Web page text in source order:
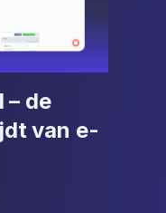
– de
van e-